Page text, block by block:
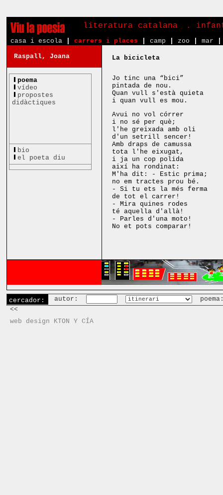
literatura catalana .
casa i escola carrers i places camp zoo mar
Raspall, Joana
poema
vídeo
propostes
didàctiques
bio
el poeta diu
La bicicleta
Jo tinc una “bici”
pintada de nou.
Quan vull s'està quieta
i quan vull es mou.
Avui no vol córrer
i no sé per què;
l'he greixada amb oli
d'un setrill sencer!
Amb draps de camussa
tota l'he eixugat,
i ja un cop polida
així ha rondinat:
M'ha dit: - Estic prima;
no em tractes prou bé.
- Si tu ets la més ferma
de tot el carrer!
- Mira quines rodes
té aquella d'allà!
- Parles d'una moto!
No et pots comparar!
cercador: autor:
<<
web design KTON Y CÍA